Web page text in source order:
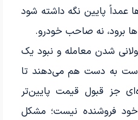
عمداً پایین نگه داشته شود
برود، نه صاحب خودرو.
شدن معامله و نبود یک
به دست هم می‌دهند تا
جز قبول قیمت پایین‌تر
فروشنده نیست؛ مشکل